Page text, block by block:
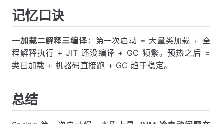
记忆口诀
一加载二解释三编译：第一次启动 = 大量类加载 + 全
程解释执行 + JIT 还没编译 + GC 频繁。预热之后 =
类已加载 + 机器码直接跑 + GC 趋于稳定。
总结